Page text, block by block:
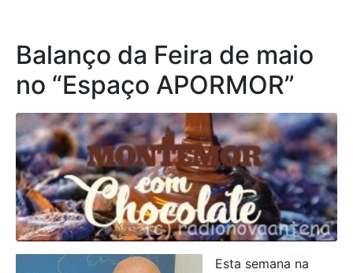
Balanço da Feira de maio
no “Espaço APORMOR”
Esta semana na